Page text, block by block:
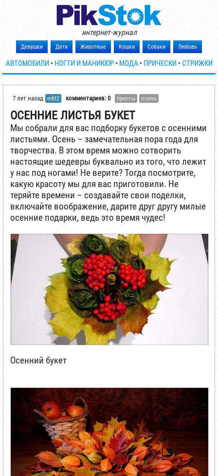
интернет-журнал
Девушки Дети Животные Кошки Собаки Любовь
АВТОМОБИЛИ • НОГТИ И МАНИКЮР• МОДА • ПРИЧЕСКИ • СТРИЖКИ
7 лет назад edit2 комментариев: 0 букеты осень
ОСЕННИЕ ЛИСТЬЯ БУКЕТ
Мы собрали для вас подборку букетов с осенними
листьями. Осень – замечательная пора года для
творчества. В этом время можно сотворить
настоящие шедевры буквально из того, что лежит
у нас под ногами! Не верите? Тогда посмотрите,
какую красоту мы для вас приготовили. Не
теряйте времени – создавайте свои поделки,
включайте воображение, дарите друг другу милые
осенние подарки, ведь это время чудес!
Осенний букет